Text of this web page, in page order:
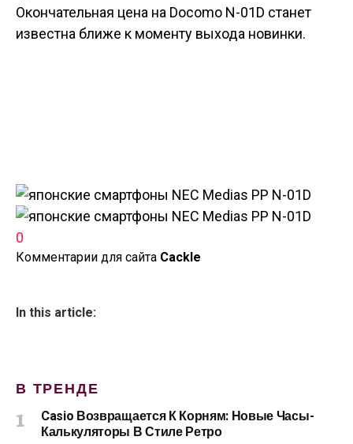
Окончательная цена на Docomo N-01D станет
известна ближе к моменту выхода новинки.
0
Комментарии для сайта Cackle
In this article:
В ТРЕНДЕ
Casio Возвращается К Корням: Новые Часы-
Калькуляторы В Стиле Ретро